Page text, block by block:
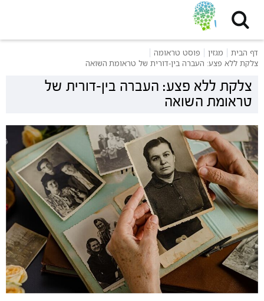
דף הבית מגזין
פוסט טראומה
צלקת ללא פצע: העברה בין-דורית של טראומת השואה
צלקת ללא פצע: העברה בין-דורית של
טראומת השואה